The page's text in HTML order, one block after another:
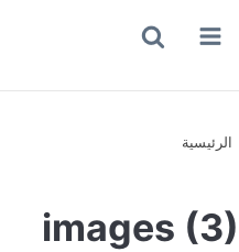
القائمة
الرئيسية
images (3)